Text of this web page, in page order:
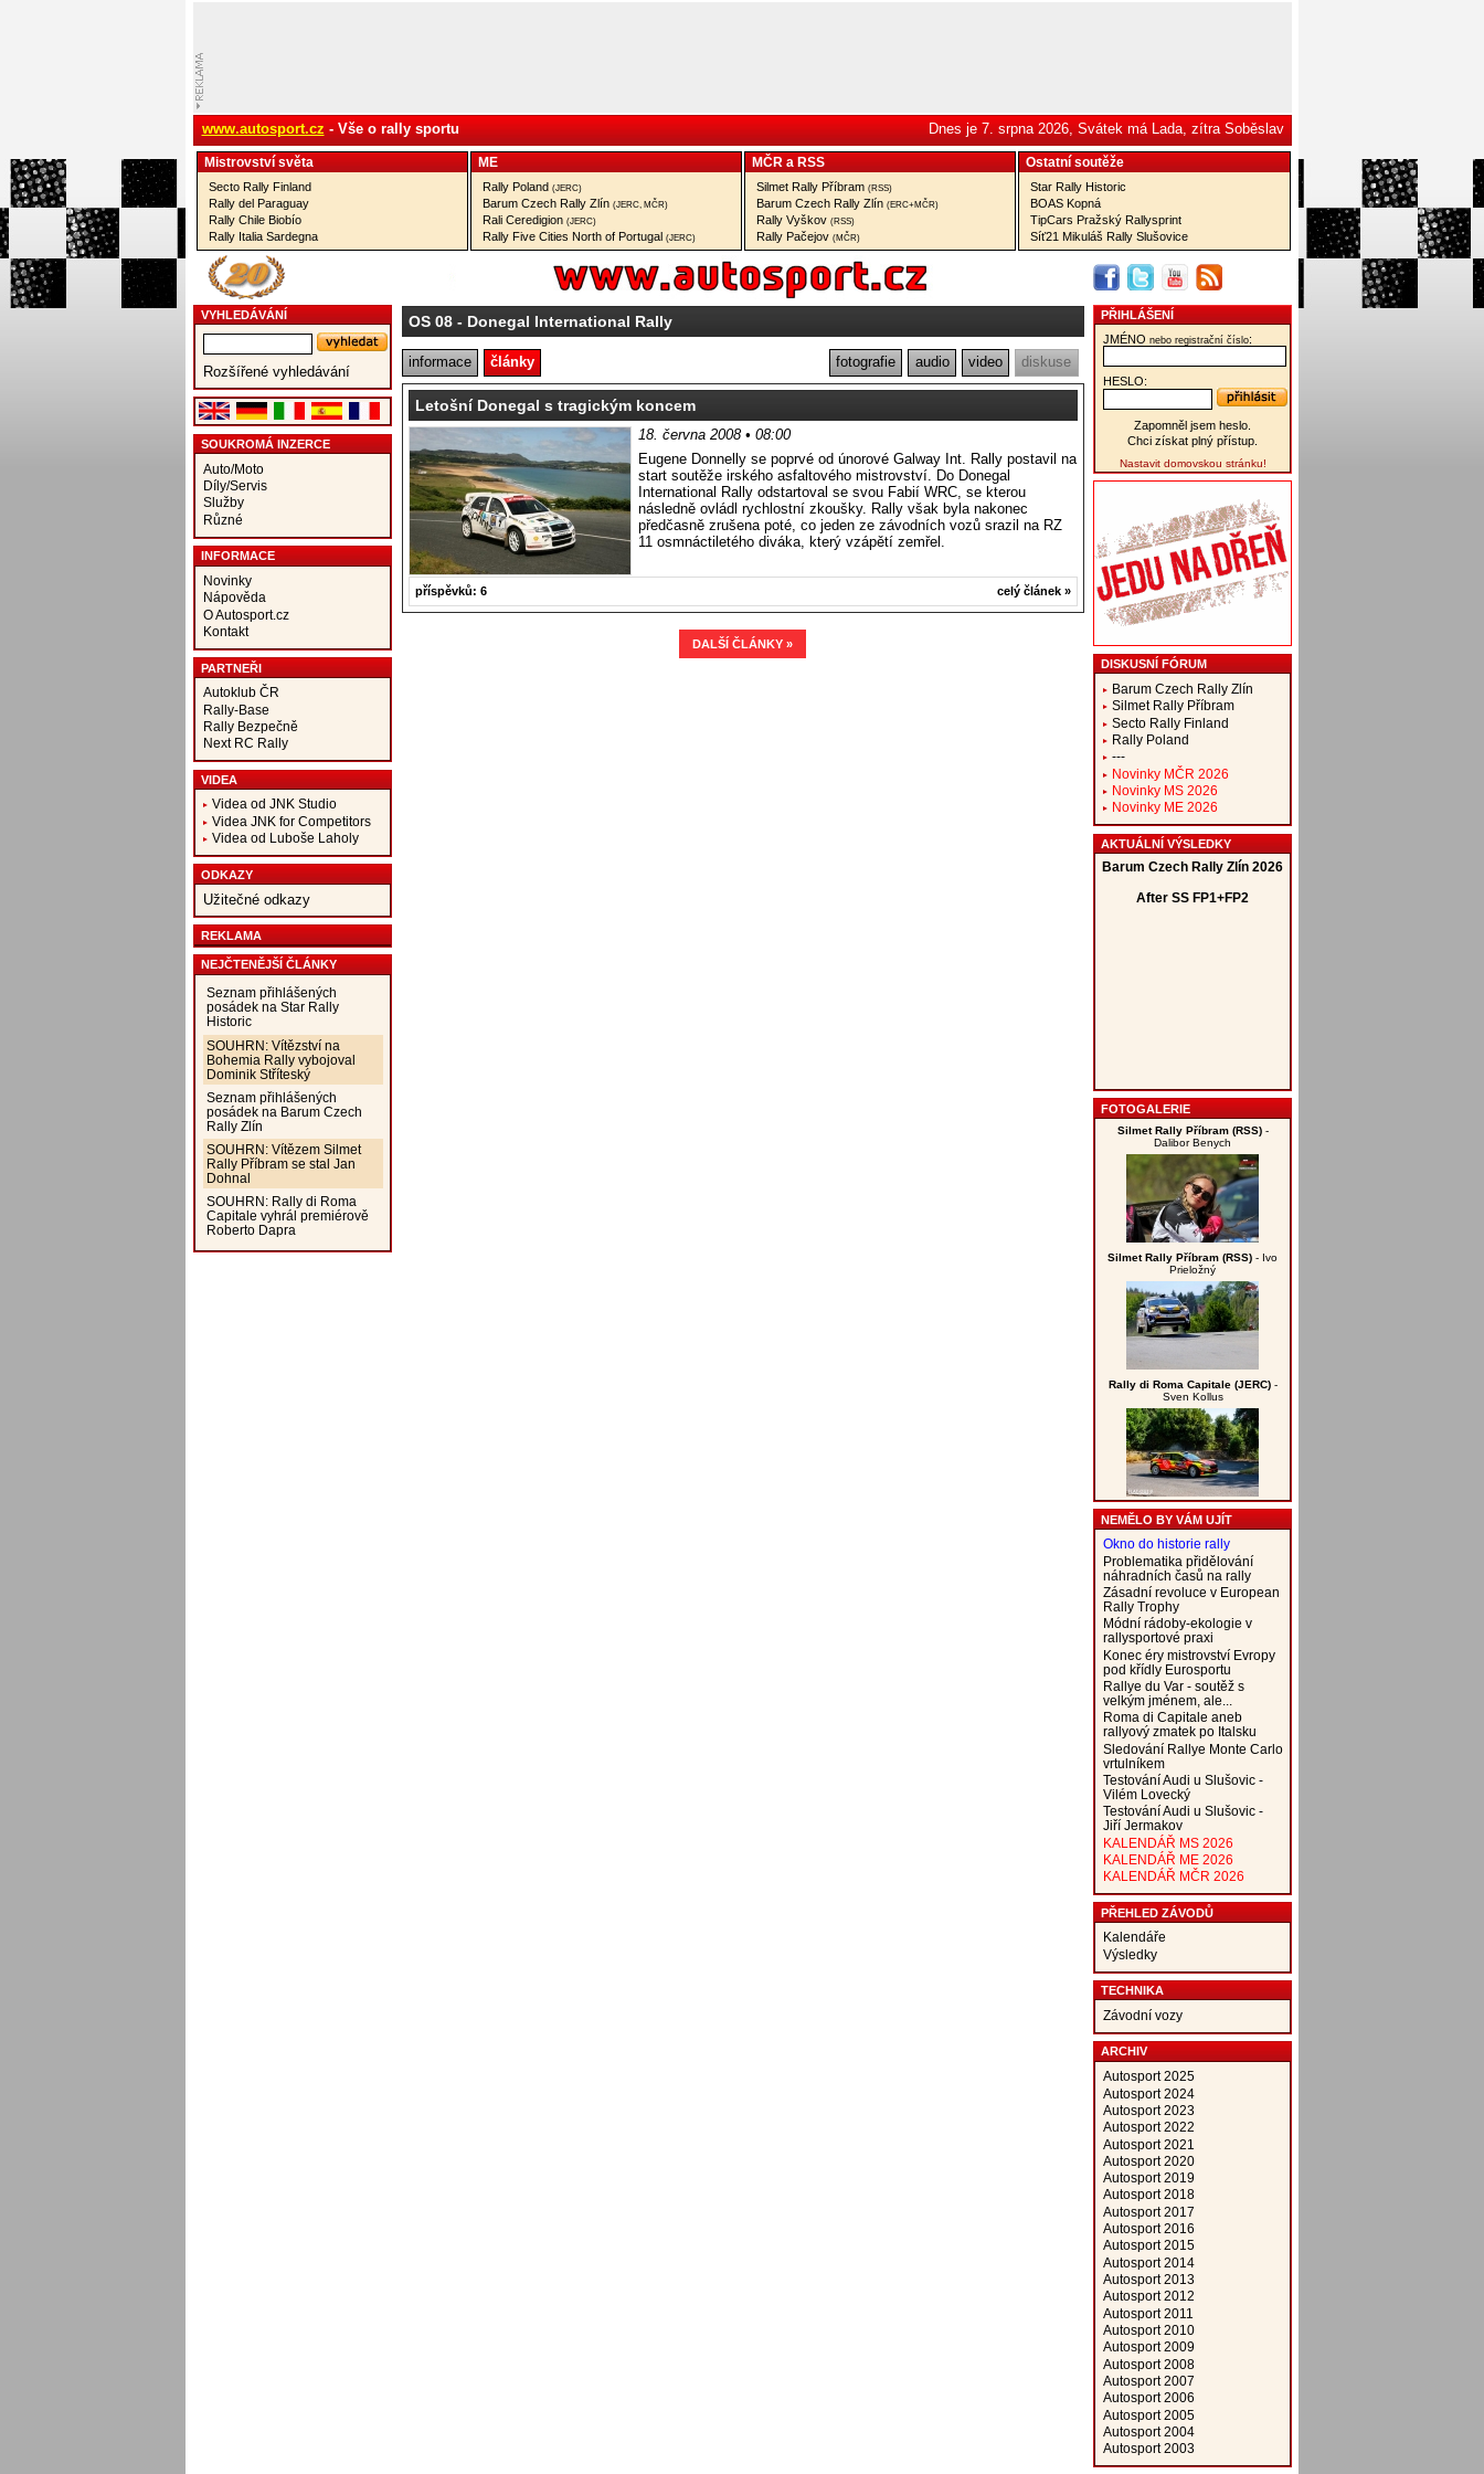
www.autosport.cz - Vše o rally sportu Dnes je 7. srpna 2026, Svátek má Lada, zítra Soběslav
Mistrovství­ světa
Secto Rally Finland
Rally del Paraguay
Rally Chile Biobío
Rally Italia Sardegna
ME
Rally Poland (JERC)
Barum Czech Rally Zlín (JERC, MČR)
Rali Ceredigion (JERC)
Rally Five Cities North of Portugal (JERC)
MČR a RSS
Silmet Rally Příbram (RSS)
Barum Czech Rally Zlín (ERC+MČR)
Rally Vyškov (RSS)
Rally Pačejov (MČR)
Ostatní­ soutěže
Star Rally Historic
BOAS Kopná
TipCars Pražský Rallysprint
Síť21 Mikuláš Rally Slušovice
VYHLEDÁVÁNÍ
Rozšířené vyhledávání
SOUKROMÁ INZERCE
Auto/Moto
Díly/Servis
Služby
Různé
INFORMACE
Novinky
Nápověda
O Autosport.cz
Kontakt
PARTNEŘI
Autoklub ČR
Rally-Base
Rally Bezpečně
Next RC Rally
VIDEA
Videa od JNK Studio
Videa JNK for Competitors
Videa od Luboše Laholy
ODKAZY
Užitečné odkazy
REKLAMA
NEJČTENĚJŠÍ ČLÁNKY
Seznam přihlášených
posádek na Star Rally
Historic
SOUHRN: Vítězství na
Bohemia Rally vybojoval
Dominik Stříteský
Seznam přihlášených
posádek na Barum Czech
Rally Zlín
SOUHRN: Vítězem Silmet
Rally Příbram se stal Jan
Dohnal
SOUHRN: Rally di Roma
Capitale vyhrál premiérově
Roberto Dapra
OS 08- Donegal International Rally
informace články fotografie audio video diskuse
Letošní Donegal s tragickým koncem
18. června 2008 • 08:00
Eugene Donnelly se poprvé od únorové Galway Int. Rally postavil na
start soutěže irského asfaltového mistrovství. Do Donegal
International Rally odstartoval se svou Fabií WRC, se kterou
následně ovládl rychlostní zkoušky. Rally však byla nakonec
předčasně zrušena poté, co jeden ze závodních vozů srazil na RZ
11 osmnáctiletého diváka, který vzápětí zemřel.
příspěvků: 6 celý článek »
DALŠÍ ČLÁNKY »
PŘIHLÁŠENÍ
JMÉNO nebo registrační číslo:
HESLO:
Zapomněl jsem heslo.
Chci získat plný přístup.
Nastavit domovskou stránku!
DISKUSNÍ FÓRUM
Barum Czech Rally Zlín
Silmet Rally Příbram
Secto Rally Finland
Rally Poland
---
Novinky MČR 2026
Novinky MS 2026
Novinky ME 2026
AKTUÁLNÍ VÝSLEDKY
FOTOGALERIE
Silmet Rally Příbram (RSS)-
Dalibor Benych
Silmet Rally Příbram (RSS) - Ivo
Prieložný
Rally di Roma Capitale (JERC)-
Sven Kollus
NEMĚLO BY VÁM UJÍT
Okno do historie rally
Problematika přidělování
náhradních časů na rally
Zásadní revoluce v European
Rally Trophy
Módní rádoby-ekologie v
rallysportové praxi
Konec éry mistrovství Evropy
pod křídly Eurosportu
Rallye du Var - soutěž s
velkým jménem, ale...
Roma di Capitale aneb
rallyový zmatek po Italsku
Sledování Rallye Monte Carlo
vrtulníkem
Testování Audi u Slušovic -
Vilém Lovecký
Testování Audi u Slušovic -
Jiří Jermakov
KALENDÁŘ MS 2026
KALENDÁŘ ME 2026
KALENDÁŘ MČR 2026
PŘEHLED ZÁVODŮ
Kalendáře
Výsledky
TECHNIKA
Závodní vozy
ARCHIV
Autosport 2025
Autosport 2024
Autosport 2023
Autosport 2022
Autosport 2021
Autosport 2020
Autosport 2019
Autosport 2018
Autosport 2017
Autosport 2016
Autosport 2015
Autosport 2014
Autosport 2013
Autosport 2012
Autosport 2011
Autosport 2010
Autosport 2009
Autosport 2008
Autosport 2007
Autosport 2006
Autosport 2005
Autosport 2004
Autosport 2003